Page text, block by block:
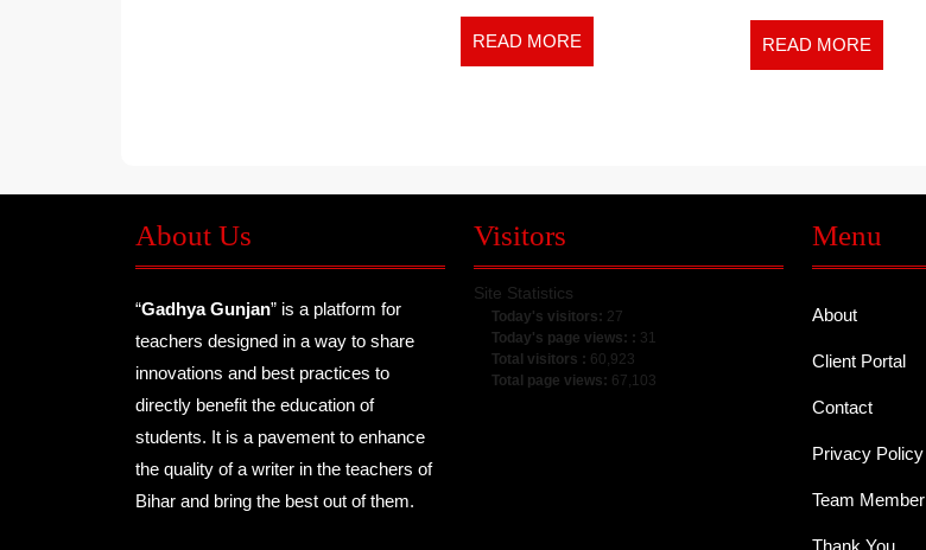
READ MOREREAD
MORE
READ MORE
MORE
About Us
“Gadhya Gunjan” is a platform for
teachers designed in a way to share
innovations and best practices to
directly benefit the education of
students. It is a pavement to enhance
the quality of a writer in the teachers of
Bihar and bring the best out of them.
Visitors
Site Statistics
Today's visitors: 27
Today's page views: : 31
Total visitors : 60,923
Total page views: 67,103
Menu
About
Client Portal
Contact
Privacy Policy
Team Member